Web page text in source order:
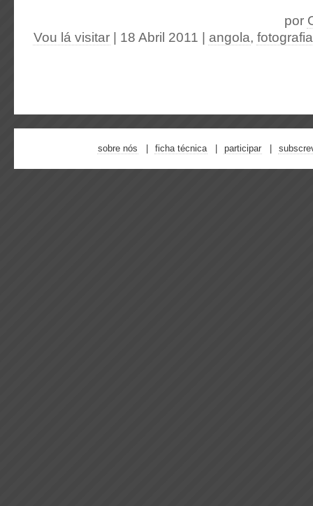
por
Vou lá visitar | 18 Abril 2011 angola, fotografia
sobre nós ficha técnica participar